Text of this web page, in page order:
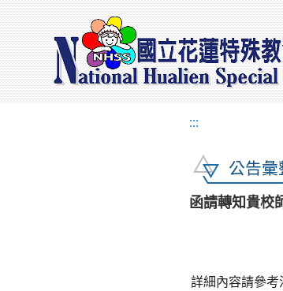
:::
公告彙
函請轉知貴校
詳細內容請參